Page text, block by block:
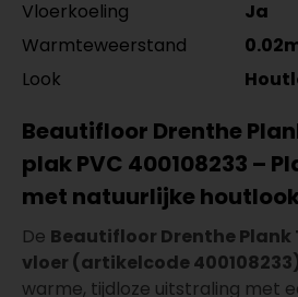
Vloerkoeling
Ja
Warmteweerstand
Look
Beautifloor Drenthe
plak PVC 400108233 –
met natuurlijke
De Beautifloor Drenthe Plank
vloer (artikelcode
warme, tijdloze uitstraling met